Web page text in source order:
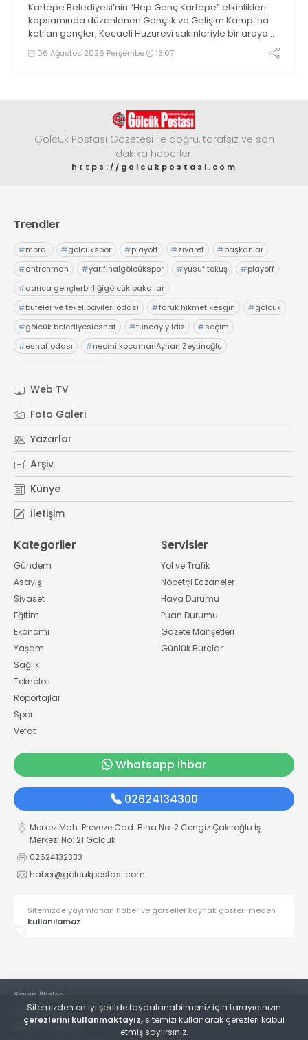
Kartepe Belediyesi’nin “Hep Genç Kartepe” etkinlikleri
kapsamında düzenlenen Gençlik ve Gelişim Kampı’na
katılan gençler, Kocaeli Huzurevi sakinleriyle bir araya
geldi06 Ağustos 2026 Perşembe 13:07
Gölcük Postası Gazetesi ile doğru, tarafsız ve son
dakika heberleri
https://golcukpostasi.com
Trendler
#moral #gölcükspor #playoff #ziyaret #başkanlar
#antrenman #yarıfinalgölcükspor #yusuf tokuş #playoff
#darıca gençlerbirliğigölcük bakallar
#büfeler ve tekel bayileri odası #faruk hikmet kesgin #gölcük
#gölcük belediyesiesnaf #tuncay yıldız #seçim
#esnaf odası #necmi kocamanAyhan Zeytinoğlu
Web TV
Foto Galeri
Yazarlar
Arşiv
Künye
İletişim
Kategoriler
Gündem
Asayiş
Siyaset
Eğitim
Ekonomi
Yaşam
Sağlık
Teknoloji
Röportajlar
Spor
Vefat
Servisler
Yol ve Trafik
Nöbetçi Eczaneler
Hava Durumu
Puan Durumu
Gazete Manşetleri
Günlük Burçlar
Whatsapp İhbar
02624134300
Merkez Mah. Preveze Cad. Bina No: 2 Cengiz Çakıroğlu İş
Merkezi No: 21 Gölcük
02624132333
haber@golcukpostasi.com
Sitemizde yayımlanan haber ve görseller kaynak gösterilmeden
kullanılamaz.
Yayın İlkeleri
Veri Politikası
Kullanım Şartları
Sitemizden en iyi şekilde faydalanabilmeniz için tarayıcınızın
çerezlerini kullanmaktayız, sitemizi kullanarak çerezleri kabul
etmiş saylırsınız.